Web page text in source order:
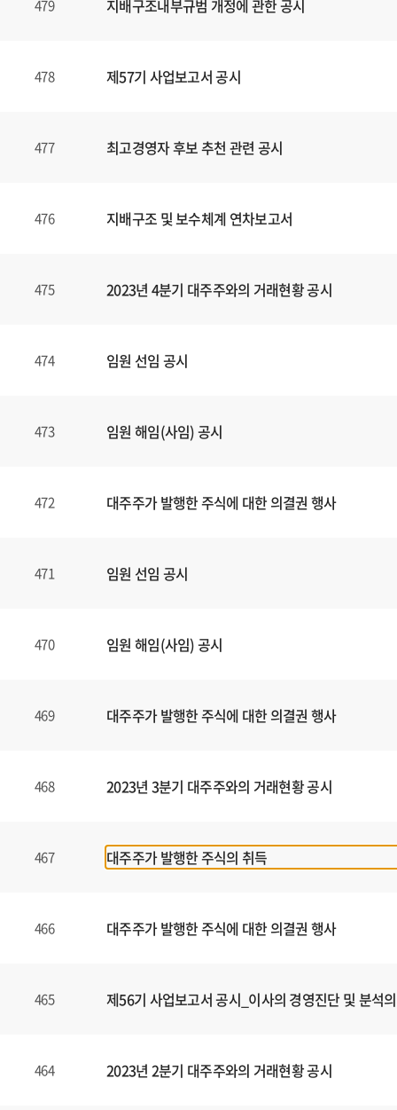
479 지배구조내부규범 개정에 관한 공시
478 제57기 사업보고서 공시
477 최고경영자 후보 추천 관련 공시
476 지배구조 및 보수체계 연차보고서
475 2023년 4분기 대주주와의 거래현황 공시
474 임원 선임 공시
473 임원 해임(사임) 공시
472 대주주가 발행한 주식에 대한 의결권 행사
471 임원 선임 공시
470 임원 해임(사임) 공시
469 대주주가 발행한 주식에 대한 의결권 행사
468 2023년 3분기 대주주와의 거래현황 공시
467 대주주가 발행한 주식의 취득
466 대주주가 발행한 주식에 대한 의결권 행사
465 제56기 사업보고서 공시_이사의 경영진단 및 분석
464 2023년 2분기 대주주와의 거래현황 공시